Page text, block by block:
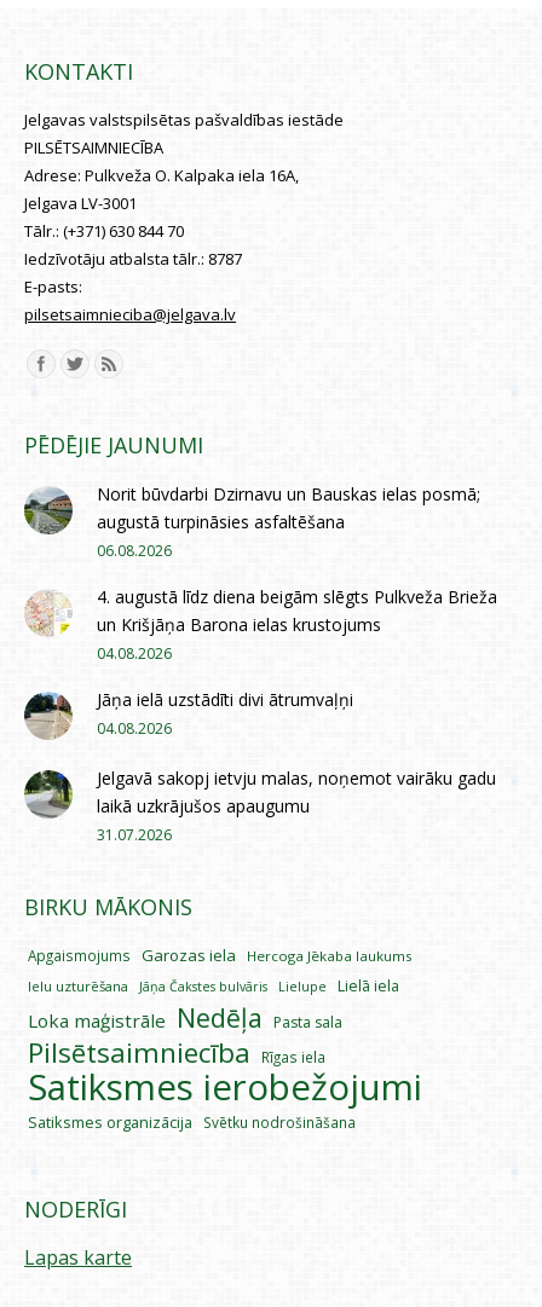
KONTAKTI
Jelgavas valstspilsētas pašvaldības iestāde
PILSĒTSAIMNIECĪBA
Adrese: Pulkveža O. Kalpaka iela 16A,
Jelgava LV-3001
Tālr.: (+371) 630 844 70
Iedzīvotāju atbalsta tālr.: 8787
E-pasts:
pilsetsaimnieciba@jelgava.lv
Find us on:
PĒDĒJIE JAUNUMI
Norit būvdarbi Dzirnavu un Bauskas ielas posmā;
augustā turpināsies asfaltēšana
06.08.2026
4. augustā līdz diena beigām slēgts Pulkveža Brieža
un Krišjāņa Barona ielas krustojums
04.08.2026
Jāņa ielā uzstādīti divi ātrumvaļņi
04.08.2026
Jelgavā sakopj ietvju malas, noņemot vairāku gadu
laikā uzkrājušos apaugumu
31.07.2026
BIRKU MĀKONIS
Apgaismojums Garozas iela
Hercoga Jēkaba laukums
Ielu uzturēšana
Jāņa Čakstes bulvāris Lielupe Lielā iela
Loka maģistrāle Nedēļa Pasta sala
Pilsētsaimniecība Rīgas iela
Satiksmes ierobežojumi
Satiksmes organizācija Svētku nodrošināšana
NODERĪGI
Lapas karte